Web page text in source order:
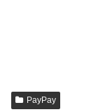
PayPay